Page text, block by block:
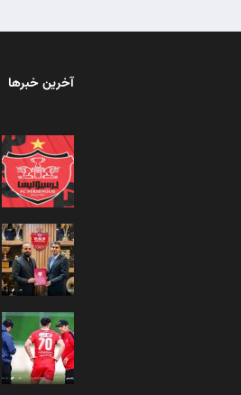
آخرین خبرها